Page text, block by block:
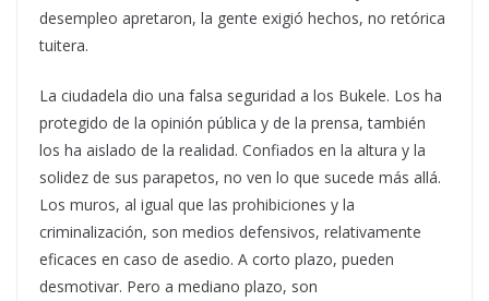
desempleo apretaron, la gente exigió hechos, no retórica
tuitera.
La ciudadela dio una falsa seguridad a los Bukele. Los ha
protegido de la opinión pública y de la prensa, también
los ha aislado de la realidad. Confiados en la altura y la
solidez de sus parapetos, no ven lo que sucede más allá.
Los muros, al igual que las prohibiciones y la
criminalización, son medios defensivos, relativamente
eficaces en caso de asedio. A corto plazo, pueden
desmotivar. Pero a mediano plazo, son